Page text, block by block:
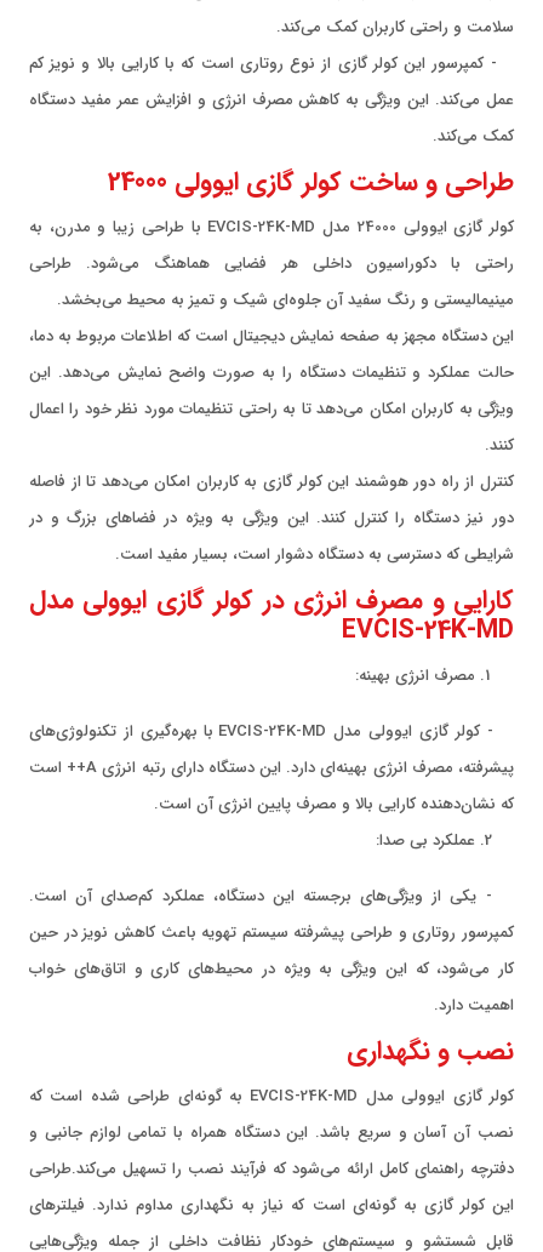
سلامت و راحتی کاربران کمک می‌کند.
- کمپرسور این کولر گازی از نوع روتاری است که با کارایی بالا و نویز کم
عمل می‌کند. این ویژگی به کاهش مصرف انرژی و افزایش عمر مفید دستگاه
کمک می‌کند.
طراحی و ساخت کولر گازی ایوولی 24000
کولر گازی ایوولی 24000 مدل EVCIS-24K-MD با طراحی زیبا و مدرن، به
راحتی با دکوراسیون داخلی هر فضایی هماهنگ می‌شود. طراحی
مینیمالیستی و رنگ سفید آن جلوه‌ای شیک و تمیز به محیط می‌بخشد.
این دستگاه مجهز به صفحه نمایش دیجیتال است که اطلاعات مربوط به دما،
حالت عملکرد و تنظیمات دستگاه را به صورت واضح نمایش می‌دهد. این
ویژگی به کاربران امکان می‌دهد تا به راحتی تنظیمات مورد نظر خود را اعمال
کنند.
کنترل از راه دور هوشمند این کولر گازی به کاربران امکان می‌دهد تا از فاصله
دور نیز دستگاه را کنترل کنند. این ویژگی به ویژه در فضاهای بزرگ و در
شرایطی که دسترسی به دستگاه دشوار است، بسیار مفید است.
کارایی و مصرف انرژی در کولر گازی ایوولی مدل
EVCIS-24K-MD
مصرف انرژی بهینه:
- کولر گازی ایوولی مدل EVCIS-24K-MD با بهره‌گیری از تکنولوژی‌های
پیشرفته، مصرف انرژی بهینه‌ای دارد. این دستگاه دارای رتبه انرژی A++ است
که نشان‌دهنده کارایی بالا و مصرف پایین انرژی آن است.
عملکرد بی صدا:
- یکی از ویژگی‌های برجسته این دستگاه، عملکرد کم‌صدای آن است.
کمپرسور روتاری و طراحی پیشرفته سیستم تهویه باعث کاهش نویز در حین
کار می‌شود، که این ویژگی به ویژه در محیط‌های کاری و اتاق‌های خواب
اهمیت دارد.
نصب و نگهداری
کولر گازی ایوولی مدل EVCIS-24K-MD به گونه‌ای طراحی شده است که
نصب آن آسان و سریع باشد. این دستگاه همراه با تمامی لوازم جانبی و
دفترچه راهنمای کامل ارائه می‌شود که فرآیند نصب را تسهیل می‌کند.طراحی
این کولر گازی به گونه‌ای است که نیاز به نگهداری مداوم ندارد. فیلترهای
قابل شستشو و سیستم‌های خودکار نظافت داخلی از جمله ویژگی‌هایی